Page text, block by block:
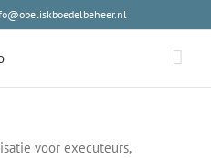
voor executeurs,